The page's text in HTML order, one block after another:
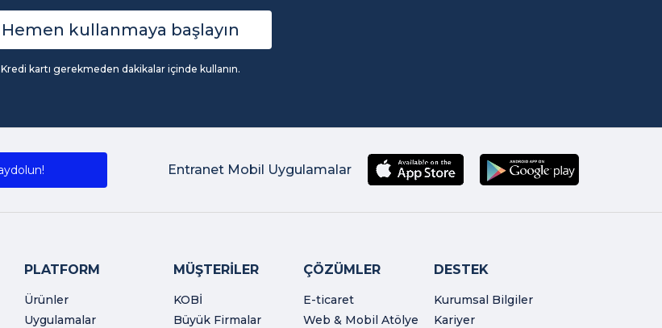
Hemen kullanmaya başlayın
Kredi kartı gerekmeden dakikalar içinde kullanın.
Entranet Mobil Uygulamalar
PLATFORM
Ürünler
Uygulamalar
MÜŞTERİLER
KOBİ
Büyük Firmalar
ÇÖZÜMLER
E-ticaret
Web & Mobil Atölye
DESTEK
Kurumsal Bilgiler
Kariyer